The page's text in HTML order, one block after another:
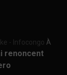
- InfocongoÀ
renoncent